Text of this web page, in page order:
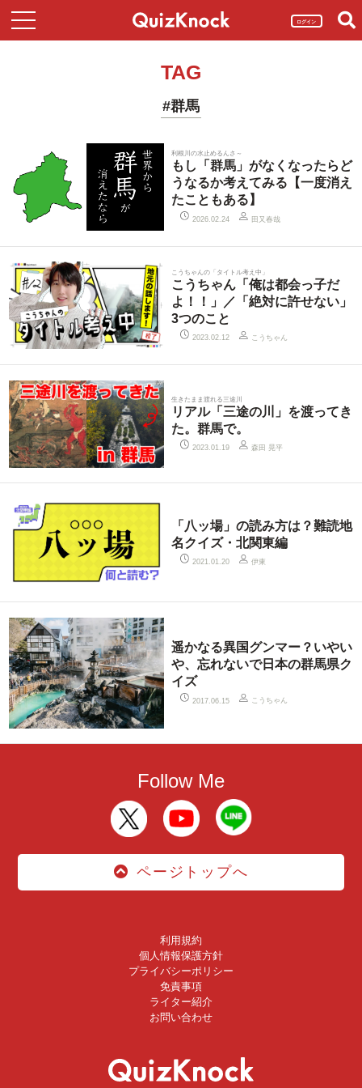
ログイン
TAG
#群馬
利根川の水止めるんさ～
もし「群馬」がなくなったらど
うなるか考えてみる【一度消え
たこともある】
2026.02.24 田又春哉
こうちゃんの「タイトル考え中」
こうちゃん「俺は都会っ子だ
よ！！」／「絶対に許せない」
3つのこと
2023.02.12 こうちゃん
生きたまま渡れる三途川
リアル「三途の川」を渡ってき
た。群馬で。
2023.01.19 森田 晃平
「八ッ場」の読み方は？難読地
名クイズ・北関東編
2021.01.20 伊東
遥かなる異国グンマー？いやい
や、忘れないで日本の群馬県ク
イズ
2017.06.15 こうちゃん
Follow Me
ページトップへ
利用規約
個人情報保護方針
プライバシーポリシー
免責事項
ライター紹介
お問い合わせ